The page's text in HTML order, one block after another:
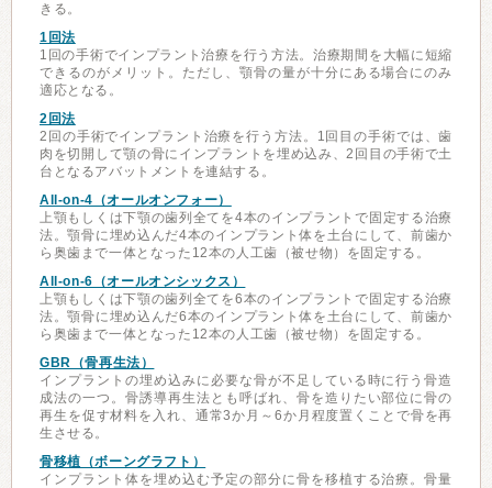
きる。
1回法
1回の手術でインプラント治療を行う方法。治療期間を大幅に短縮
できるのがメリット。ただし、顎骨の量が十分にある場合にのみ
適応となる。
2回法
2回の手術でインプラント治療を行う方法。1回目の手術では、歯
肉を切開して顎の骨にインプラントを埋め込み、2回目の手術で土
台となるアバットメントを連結する。
All-on-4（オールオンフォー）
上顎もしくは下顎の歯列全てを4本のインプラントで固定する治療
法。顎骨に埋め込んだ4本のインプラント体を土台にして、前歯か
ら奥歯まで一体となった12本の人工歯（被せ物）を固定する。
All-on-6（オールオンシックス）
上顎もしくは下顎の歯列全てを6本のインプラントで固定する治療
法。顎骨に埋め込んだ6本のインプラント体を土台にして、前歯か
ら奥歯まで一体となった12本の人工歯（被せ物）を固定する。
GBR（骨再生法）
インプラントの埋め込みに必要な骨が不足している時に行う骨造
成法の一つ。骨誘導再生法とも呼ばれ、骨を造りたい部位に骨の
再生を促す材料を入れ、通常3か月～6か月程度置くことで骨を再
生させる。
骨移植（ボーングラフト）
インプラント体を埋め込む予定の部分に骨を移植する治療。骨量